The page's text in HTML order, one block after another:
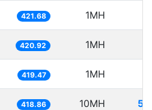
421.68 1MH
420.92 1MH
419.47 1MH
418.86 10MH